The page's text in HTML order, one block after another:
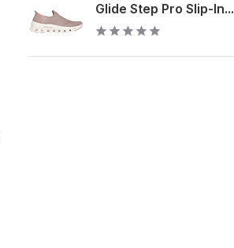
Glide Step Pro Slip-In...